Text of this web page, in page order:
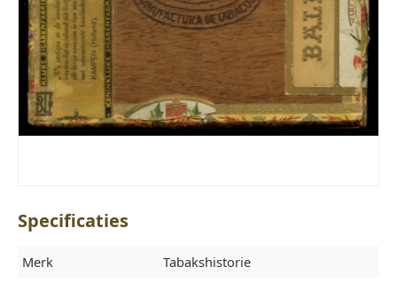
Specificaties
Merk
Tabakshistorie